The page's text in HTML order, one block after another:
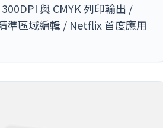
與 CMYK 列印輸出 /
準區域編輯 / Netflix 首度應用